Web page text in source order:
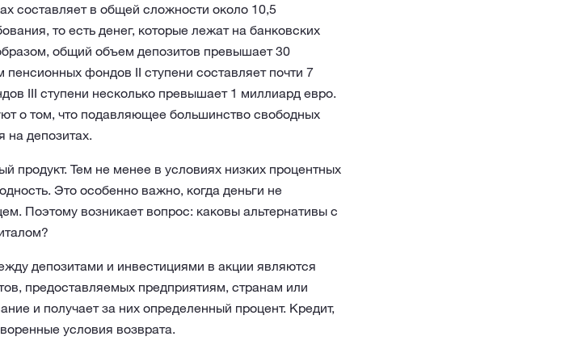
составляет в общей сложности около 10,5
то есть денег, которые лежат на банковских
общий объем депозитов превышает 30
фондов II ступени составляет почти 7
III ступени несколько превышает 1 миллиард евро.
о том, что подавляющее большинство свободных
на депозитах.
продукт. Тем не менее в условиях низких процентных
Это особенно важно, когда деньги не
Поэтому возникает вопрос: каковы альтернативы с
депозитами и инвестициями в акции являются
предоставляемых предприятиям, странам или
и получает за них определенный процент. Кредит,
условия возврата.